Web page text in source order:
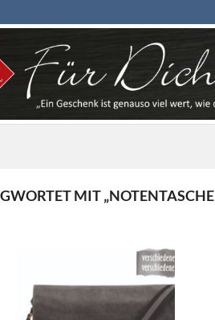
MIT „NOTENTASCHE